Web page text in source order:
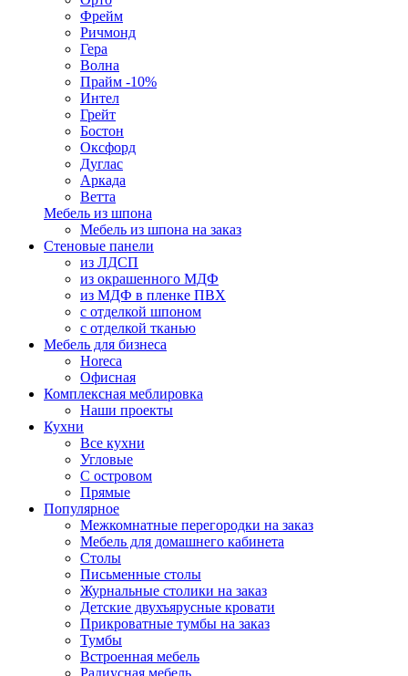
Фрейм
Ричмонд
Гера
Волна
Прайм -10%
Интел
Грейт
Бостон
Оксфорд
Дуглас
Аркада
Ветта
Мебель из шпона
Мебель из шпона на заказ
Стеновые панели
из ЛДСП
из окрашенного МДФ
из МДФ в пленке ПВХ
с отделкой шпоном
с отделкой тканью
Мебель для бизнеса
Horeca
Офисная
Комплексная меблировка
Наши проекты
Кухни
Все кухни
Угловые
С островом
Прямые
Популярное
Межкомнатные перегородки на заказ
Мебель для домашнего кабинета
Столы
Письменные столы
Журнальные столики на заказ
Детские двухъярусные кровати
Прикроватные тумбы на заказ
Тумбы
Встроенная мебель
Радиусная мебель